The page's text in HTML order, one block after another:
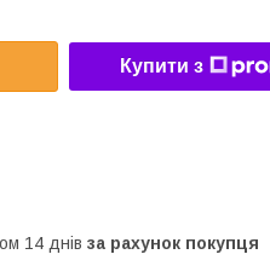
Купити з
14 днів за рахунок покупця